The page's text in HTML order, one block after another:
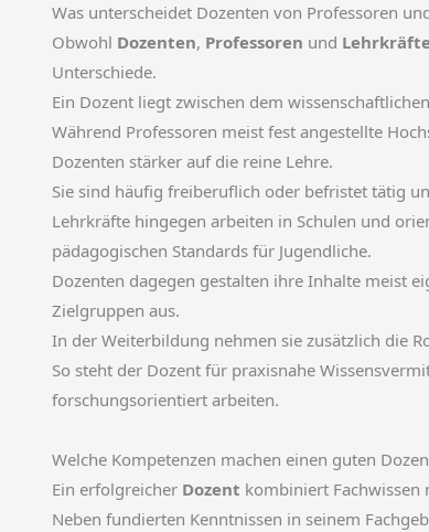
Was unterscheidet Dozenten von Professoren
Obwohl Dozenten, Professoren und Lehrkräfte
Unterschiede.
Ein Dozent liegt zwischen dem
Während Professoren meist fest angestellte
Dozenten stärker auf die reine Lehre.
Sie sind häufig freiberuflich oder befristet tätig
Lehrkräfte hingegen arbeiten in Schulen und
pädagogischen Standards für Jugendliche.
Dozenten dagegen gestalten ihre Inhalte meist
Zielgruppen aus.
In der Weiterbildung nehmen sie zusätzlich die
So steht der Dozent für praxisnahe
forschungsorientiert arbeiten.
Welche Kompetenzen machen einen guten
Ein erfolgreicher Dozent kombiniert Fachwissen
Neben fundierten Kenntnissen in seinem